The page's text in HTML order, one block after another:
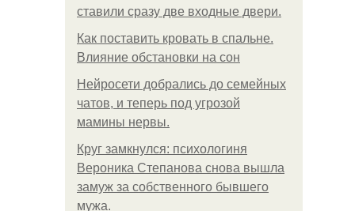
ставили сразу две входные двери.
Как поставить кровать в спальне.
Влияние обстановки на сон
Нейросети добрались до семейных
чатов, и теперь под угрозой
мамины нервы.
Круг замкнулся: психологиня
Вероника Степанова снова вышла
замуж за собственного бывшего
мужа.